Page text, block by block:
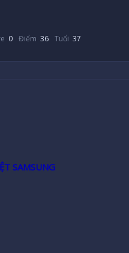
0 Điểm 36 Tuổi 37
SAMSUNG